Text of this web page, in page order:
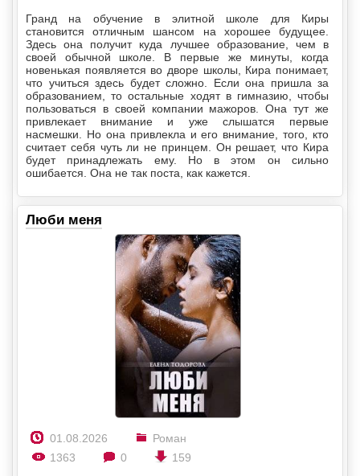
Гранд на обучение в элитной школе для Киры
становится отличным шансом на хорошее будущее.
Здесь она получит куда лучшее образование, чем в
своей обычной школе. В первые же минуты, когда
новенькая появляется во дворе школы, Кира понимает,
что учиться здесь будет сложно. Если она пришла за
образованием, то остальные ходят в гимназию, чтобы
пользоваться в своей компании мажоров. Она тут же
привлекает внимание и уже слышатся первые
насмешки. Но она привлекла и его внимание, того, кто
считает себя чуть ли не принцем. Он решает, что Кира
будет принадлежать ему. Но в этом он сильно
ошибается. Она не так поста, как кажется.
Люби меня
01.08.2026
Роман
1363
0 159